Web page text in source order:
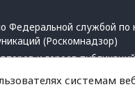
Федеральной службой по
(Роскомнадзор)
и героев
сайт.
системам